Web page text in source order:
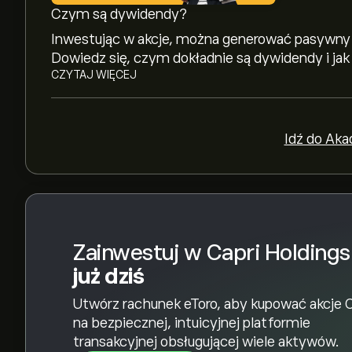
Czym są dywidendy?
Inwestując w akcje, można generować
Dowiedz się, czym dokładnie są dywidendy i jak
CZYTAJ WIĘCEJ
Idź do
Zainwestuj w Capri
już dziś
Utwórz rachunek eToro, aby kupować akcje
na bezpiecznej, intuicyjnej platformie
transakcyjnej obsługującej wiele aktywów.
Analitycy oferują prognozy dla instrumentu:
raporty finansowe i przewidywany wzrost.
przyszłych ruchów cen.
Na podstawie rekomendacji 9 analityków